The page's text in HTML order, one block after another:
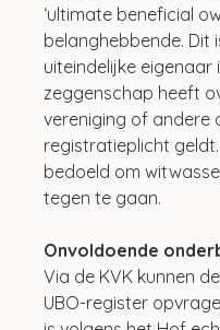
‘ultimate beneficial
belanghebbende. Dit
uiteindelijke eigenaar
zeggenschap heeft
vereniging of
registratieplicht
bedoeld om
tegen te gaan.
Onvoldoende
Via de KVK kunnen
UBO-register